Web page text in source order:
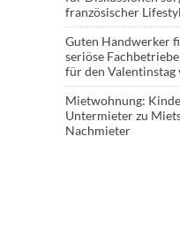
französischer
Guten Handwerker
seriöse Fachbetriebe
für den Valentinstag
Mietwohnung:
Untermieterzu
Nachmieter